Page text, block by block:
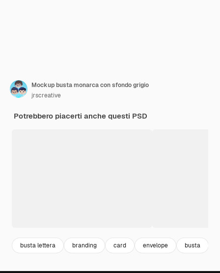
Mockup busta monarca con sfondo grigio
jrscreative
Potrebbero piacerti anche questi PSD
busta lettera branding card envelope busta